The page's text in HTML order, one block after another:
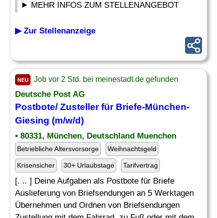
MEHR INFOS ZUM STELLENANGEBOT
▶ Zur Stellenanzeige
NEU Job vor 2 Std. bei meinestadt.de gefunden
Deutsche Post AG
Postbote/ Zustellerfür Briefe-München-
Giesing (m/w/d)
• 80331, München, Deutschland Muenchen
Betriebliche Altersvorsorge Weihnachtsgeld
Krisensicher 30+ Urlaubstage Tarifvertrag
[. .. ] Deine Aufgaben als Postbote für Briefe
Auslieferung von Briefsendungen an 5 Werktagen
Übernehmen und Ordnen von Briefsendungen